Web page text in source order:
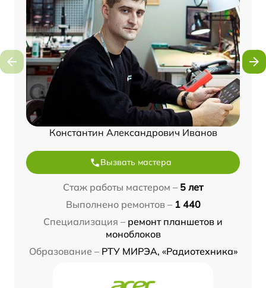
Константин Александрович Иванов
Вызвать мастера
Стаж работы мастером – 5 лет
Выполнено ремонтов – 1 440
Специализация – ремонт планшетов и
моноблоков
Образование – РТУ МИРЭА, «Радиотехника»